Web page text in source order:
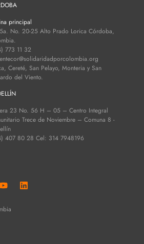
principal
No. 20-25 Alto Prado Lorica Córdoba,
773 11 32
Cereté, San Pelayo, Monteria y San
del Viento.
23 No. 56 H – 05 – Centro Integral
Trece de Noviembre – Comuna 8 -
407 80 28 Cel: 314 7948196